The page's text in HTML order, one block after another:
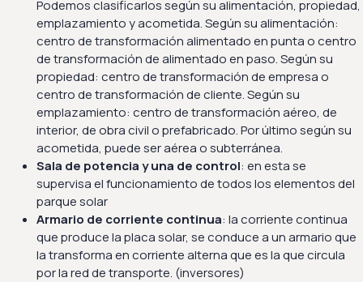
Podemos clasificarlos según su alimentación, propiedad,
emplazamiento y acometida. Según su alimentación:
centro de transformación alimentado en punta o centro
de transformación de alimentado en paso. Según su
propiedad: centro de transformación de empresa o
centro de transformación de cliente. Según su
emplazamiento: centro de transformación aéreo, de
interior, de obra civil o prefabricado. Por último según su
acometida, puede ser aérea o subterránea.
Sala de potencia y una de control: en esta se
supervisa el funcionamiento de todos los elementos del
parque solar
Armario de corriente continua: la corriente continua
que produce la placa solar, se conduce a un armario que
la transforma en corriente alterna que es la que circula
por la red de transporte. (inversores)